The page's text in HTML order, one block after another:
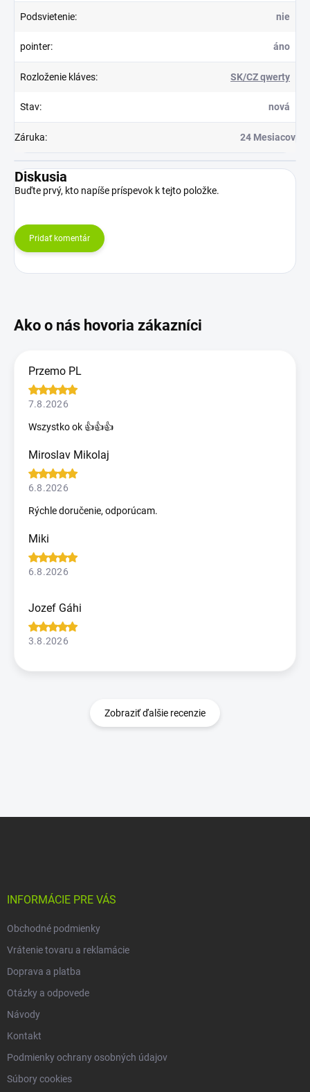
Podsvietenie: nie
pointer: áno
Rozloženie kláves: SK/CZ qwerty
Stav: nová
Záruka: 24 Mesiacov
Diskusia
Buďte prvý, kto napíše príspevok k tejto položke.
Pridať komentár
Przemo PL
7.8.2026
Wszystko ok 👍👍👍
Miroslav Mikolaj
6.8.2026
Rýchle doručenie, odporúcam.
Miki
6.8.2026
Jozef Gáhi
3.8.2026
Zobraziť ďalšie recenzie
INFORMÁCIE PRE VÁS
Obchodné podmienky
Vrátenie tovaru a reklamácie
Doprava a platba
Otázky a odpovede
Návody
Kontakt
Podmienky ochrany osobných údajov
Súbory cookies